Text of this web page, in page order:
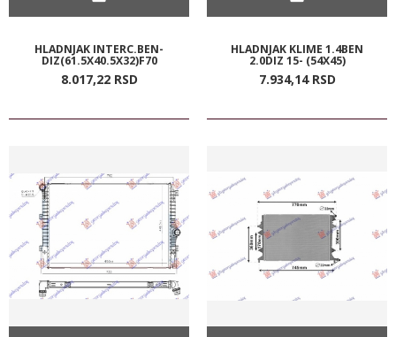
HLADNJAK INTERC.BEN-
DIZ(61.5X40.5X32)F70
8.017,22 RSD
HLADNJAK KLIME 1.4BEN
2.0DIZ 15- (54X45)
7.934,14 RSD